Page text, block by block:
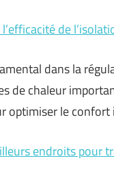
de
dans la
de chaleur
optimiser le
endroits pour